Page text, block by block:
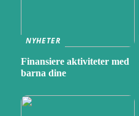
NYHETER
Finansiere aktiviteter med
barna dine